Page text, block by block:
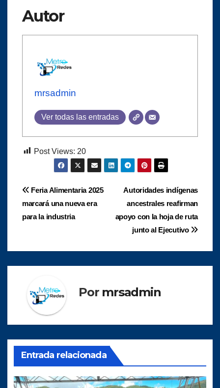
Autor
mrsadmin
Ver todas las entradas
Post Views: 20
Navegación
de
Autoridades indígenas
ancestrales reafirman
apoyo con la hoja de ruta
junto al Ejecutivo
Feria Alimentaria 2025
marcará una nueva era
para la industria
Por mrsadmin
Entrada relacionada